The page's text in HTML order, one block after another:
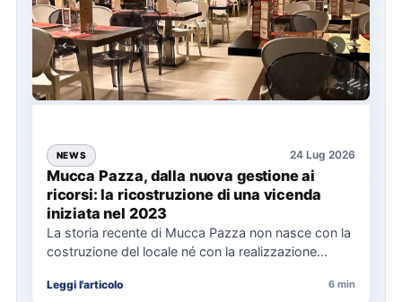
NEWS 24 Lug 2026
Mucca Pazza, dalla nuova gestione ai
ricorsi: la ricostruzione di una vicenda
iniziata nel 2023
La storia recente di Mucca Pazza non nasce con la
costruzione del locale né con la realizzazione
Leggi l'articolo 6 min